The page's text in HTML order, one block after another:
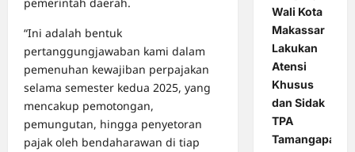
pemerintah daerah.
“Ini adalah bentuk
pertanggungjawaban kami dalam
pemenuhan kewajiban perpajakan
selama semester kedua 2025, yang
mencakup pemotongan,
pemungutan, hingga penyetoran
pajak oleh bendaharawan di tiap
Wali Kota
Makassar
Lakukan
Atensi
Khusus
dan Sidak
TPA
Tamangapa